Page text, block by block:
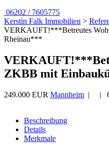
06202 / 7605775
Kerstin Falk Immobilien >
VERKAUFT!***Betreutes
Rheinau***
ZKBB mit
249.000 EUR Mannheim | |
Beschreibung
Details
Merkmale